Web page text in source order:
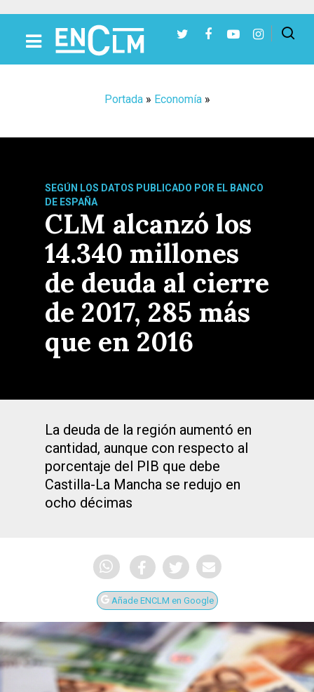
Portada» Economía»
SEGÚN LOS DATOS PUBLICADO POR EL BANCO
DE ESPAÑA
CLM alcanzó los
14.340 millones
de deuda al cierre
de 2017, 285 más
que en 2016
La deuda de la región aumentó en
cantidad, aunque con respecto al
porcentaje del PIB que debe
Castilla-La Mancha se redujo en
ocho décimas
Añade ENCLM en Google